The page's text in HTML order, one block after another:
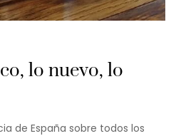
lo nuevo, lo
de España sobre todos los